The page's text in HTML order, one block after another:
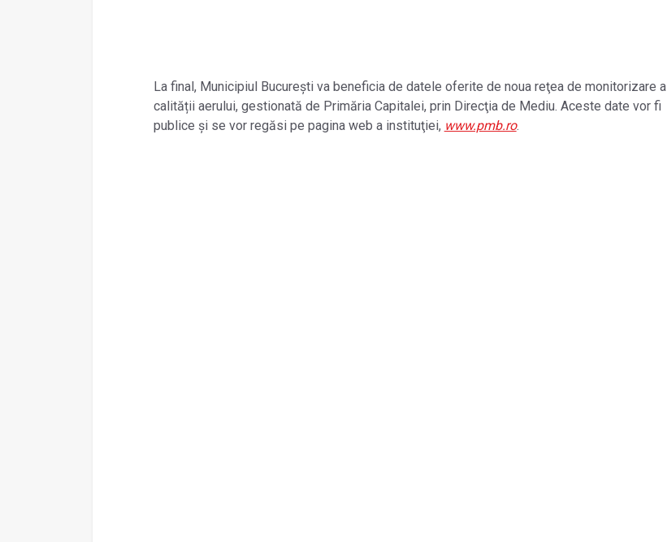
La final, Municipiul Bucureşti va beneficia de datele oferite de noua reţea de monitorizare a
calității aerului, gestionată de Primăria Capitalei, prin Direcţia de Mediu. Aceste date vor fi
publice şi se vor regăsi pe pagina web a instituţiei, www.pmb.ro.